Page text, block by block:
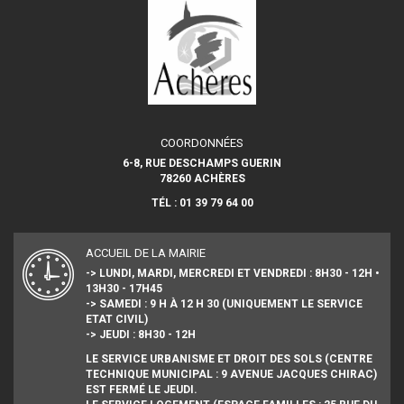
COORDONNÉES
6-8, RUE DESCHAMPS GUERIN
78260 ACHÈRES
TÉL : 01 39 79 64 00
ACCUEIL DE LA MAIRIE
-> LUNDI, MARDI, MERCREDI ET VENDREDI : 8H30 - 12H •
13H30 - 17H45
-> SAMEDI : 9 H À 12 H 30 (UNIQUEMENT LE SERVICE
ETAT CIVIL)
-> JEUDI : 8H30 - 12H
LE SERVICE URBANISME ET DROIT DES SOLS (CENTRE
TECHNIQUE MUNICIPAL : 9 AVENUE JACQUES CHIRAC)
EST FERMÉ LE JEUDI.